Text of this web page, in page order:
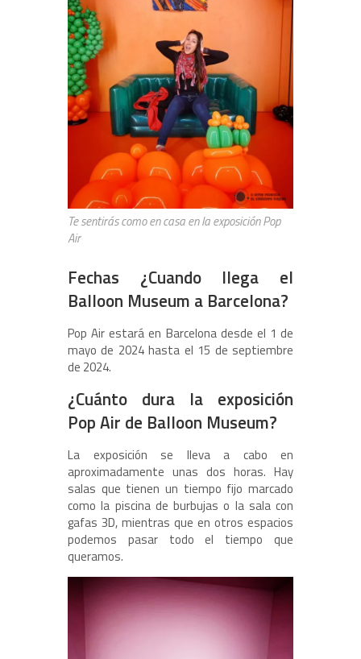
Te sentirás como en casa en la exposición Pop
Air
Fechas ¿Cuando llega el
Balloon Museum a Barcelona?
Pop Air estará en Barcelona desde el 1 de
mayo de 2024 hasta el 15 de septiembre
de 2024.
¿Cuánto dura la exposición
Pop Air de Balloon Museum?
La exposición se lleva a cabo en
aproximadamente unas dos horas. Hay
salas que tienen un tiempo fijo marcado
como la piscina de burbujas o la sala con
gafas 3D, mientras que en otros espacios
podemos pasar todo el tiempo que
queramos.